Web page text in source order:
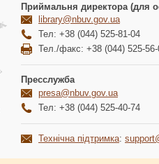
Приймальня директора (для
library@nbuv.gov.ua
Тел: +38 (044) 525-81-04
Тел./факс: +38 (044) 525-56-
Пресслужба
presa@nbuv.gov.ua
Тел: +38 (044) 525-40-74
Технічна підтримка: